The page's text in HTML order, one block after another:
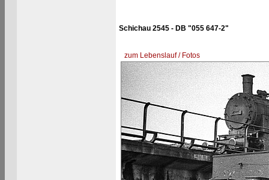
Schichau 2545 - DB "055 647-2"
zum Lebenslauf / Fotos